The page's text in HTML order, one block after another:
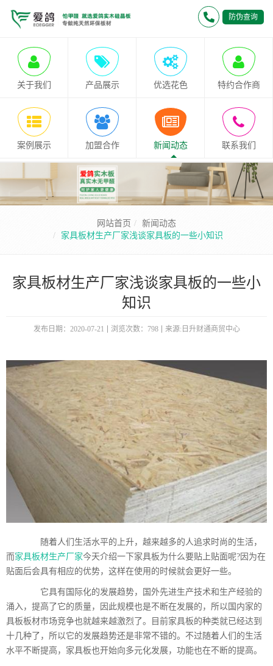
防伪查询
关于我们 产品展示 优选花色 特约合作商
案例展示 加盟合作 新闻动态 联系我们
网站首页
新闻动态
家具板材生产厂家浅谈家具板的一些小知识
家具板材生产厂家浅谈家具板的一些小
知识
发布日期：2020-07-21 浏览次数：798 来源:日升财通商贸中心
随着人们生活水平的上升，越来越多的人追求时尚的生活，
而家具板材生产厂家今天介绍一下家具板为什么要贴上贴面呢?因为在
贴面后会具有相应的优势，这样在使用的时候就会更好一些。
它具有国际化的发展趋势，国外先进生产技术和生产经验的
涌入，提高了它的质量，因此规模也是不断在发展的，所以国内家的
具板板材市场竞争也就越来越激烈了。目前家具板的种类就已经达到
十几种了，所以它的发展趋势还是非常不错的。不过随着人们的生活
水平不断提高，家具板也开始向多元化发展，功能也在不断的提高。